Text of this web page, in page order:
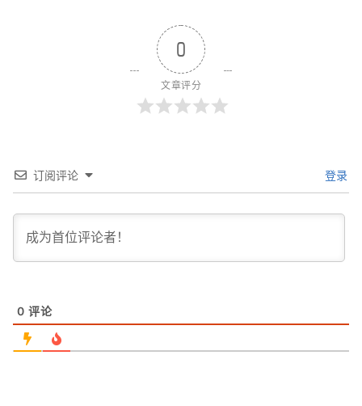
0
文章评分
订阅评论 登录
0 评论